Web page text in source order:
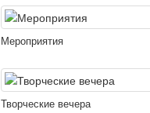
Мероприятия
Творческие вечера